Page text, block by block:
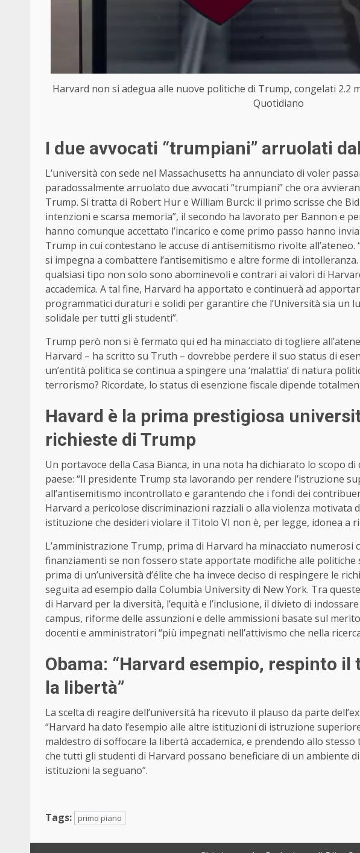
Harvard non si adegua alle nuove politiche di Trump, congelati 2.2
Quotidiano
I due avvocati “trumpiani” arruolati
L’università con sede nel Massachusetts ha annunciato di voler
paradossalmente arruolato due avvocati “trumpiani” che ora
Trump. Si tratta di Robert Hur e William Burck: il primo scrisse che
intenzioni e scarsa memoria”, il secondo ha lavorato per Bannon e
hanno comunque accettato l’incarico e come primo passo hanno
Trump in cui contestano le accuse di antisemitismo rivolte
si impegna a combattere l’antisemitismo e altre forme di
qualsiasi tipo non solo sono abominevoli e contrari ai valori di
accademica. A tal fine, Harvard ha apportato e continuerà ad
programmatici duraturi e solidi per garantire che l’Università sia un
solidale per tutti gli studenti”.
Trump però non si è fermato qui ed ha minacciato di togliere
Harvard – ha scritto su Truth – dovrebbe perdere il suo status di
un’entità politica se continua a spingere una ‘malattia’ di natura
terrorismo? Ricordate, lo status di esenzione fiscale dipende
Havard è la prima prestigiosa
richieste di Trump
Un portavoce della Casa Bianca, in una nota ha dichiarato lo scopo
paese: “Il presidente Trump sta lavorando per rendere l’istruzione
all’antisemitismo incontrollato e garantendo che i fondi dei
Harvard a pericolose discriminazioni razziali o alla violenza motivata
istituzione che desideri violare il Titolo VI non è, per legge, idonea a
L’amministrazione Trump, prima di Harvard ha minacciato numerosi
finanziamenti se non fossero state apportate modifiche alle politiche
prima di un’università d’élite che ha invece deciso di respingere le
seguita ad esempio dalla Columbia University di New York. Tra
di Harvard per la diversità, l’equità e l’inclusione, il divieto di
campus, riforme delle assunzioni e delle ammissioni basate sul
docenti e amministratori “più impegnati nell’attivismo che nella ricerca
Obama: “Harvard esempio, respinto
la libertà”
La scelta di reagire dell’università ha ricevuto il plauso da parte
“Harvard ha dato l’esempio alle altre istituzioni di istruzione
maldestro di soffocare la libertà accademica, e prendendo allo
che tutti gli studenti di Harvard possano beneficiare di un ambiente
istituzioni la seguano”.
Tags: primo piano